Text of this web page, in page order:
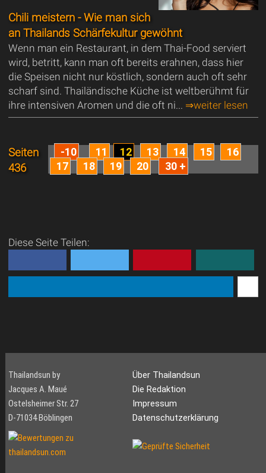
Chili meistern - Wie man sich
an Thailands Schärfekultur gewöhnt
Wenn man ein Restaurant, in dem Thai-Food serviert
wird, betritt, kann man oft bereits erahnen, dass hier
die Speisen nicht nur köstlich, sondern auch oft sehr
scharf sind. Thailändische Küche ist weltberühmt für
ihre intensiven Aromen und die oft ni... ⇒weiter lesen
Seiten
436
-10 11 12 13 14 15
16
17
18 19 20 30 +
Diese Seite Teilen:
Thailandsun by
Jacques A. Maué
Ostelsheimer Str. 27
D-71034 Böblingen
Über Thailandsun
Die Redaktion
Impressum
Datenschutzerklärung